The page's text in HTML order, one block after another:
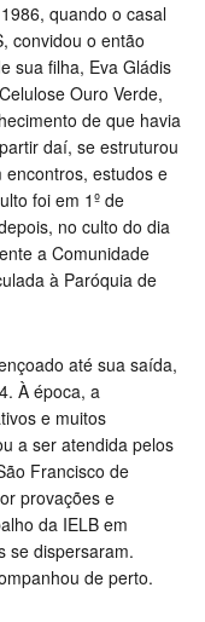
quando o casal
convidou o então
sua filha, Eva Gládis
Ouro Verde,
de que havia
daí, se estruturou
estudos e
foi em 1º de
no culto do dia
a Comunidade
à Paróquia de
até sua saída,
À época, a
e muitos
a ser atendida pelos
Francisco de
provações e
da IELB em
se dispersaram.
de perto.